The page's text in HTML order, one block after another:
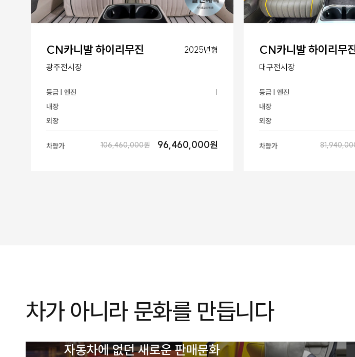
CN카니발 하이리무진
2025년형
광주전시장
등급 | 엔진
|
내장
외장
차량가 106,460,000원 96,460,000원
CN카니발 하이리무
대구전시장
등급 | 엔진
내장
외장
차량가
차가 아니라 문화를 만듭니다
자동차에 없던 새로운 판매문화